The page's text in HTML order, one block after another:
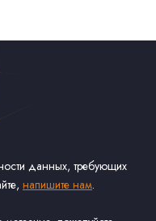
данных, требующих
напишите нам.